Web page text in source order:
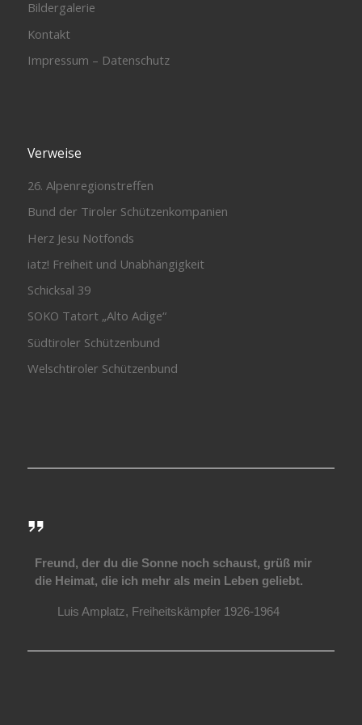
Bildergalerie
Kontakt
Impressum – Datenschutz
Verweise
26. Alpenregionstreffen
Bund der Tiroler Schützenkompanien
Herz Jesu Notfonds
iatz! Freiheit und Unabhängigkeit
Schicksal 39
SOKO Tatort „Alto Adige“
Südtiroler Schützenbund
Welschtiroler Schützenbund
Freund, der du die Sonne noch schaust, grüß mir
die Heimat, die ich mehr als mein Leben geliebt.
Luis Amplatz, Freiheitskämpfer 1926-1964